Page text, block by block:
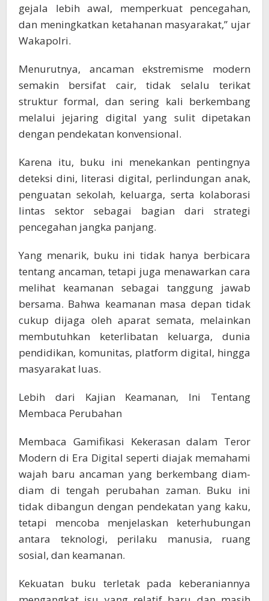
gejala lebih awal, memperkuat pencegahan,
dan meningkatkan ketahanan masyarakat,” ujar
Wakapolri.
Menurutnya, ancaman ekstremisme modern
semakin bersifat cair, tidak selalu terikat
struktur formal, dan sering kali berkembang
melalui jejaring digital yang sulit dipetakan
dengan pendekatan konvensional.
Karena itu, buku ini menekankan pentingnya
deteksi dini, literasi digital, perlindungan anak,
penguatan sekolah, keluarga, serta kolaborasi
lintas sektor sebagai bagian dari strategi
pencegahan jangka panjang.
Yang menarik, buku ini tidak hanya berbicara
tentang ancaman, tetapi juga menawarkan cara
melihat keamanan sebagai tanggung jawab
bersama. Bahwa keamanan masa depan tidak
cukup dijaga oleh aparat semata, melainkan
membutuhkan keterlibatan keluarga, dunia
pendidikan, komunitas, platform digital, hingga
masyarakat luas.
Lebih dari Kajian Keamanan, Ini Tentang
Membaca Perubahan
Membaca Gamifikasi Kekerasan dalam Teror
Modern di Era Digital seperti diajak memahami
wajah baru ancaman yang berkembang diam-
diam di tengah perubahan zaman. Buku ini
tidak dibangun dengan pendekatan yang kaku,
tetapi mencoba menjelaskan keterhubungan
antara teknologi, perilaku manusia, ruang
sosial, dan keamanan.
Kekuatan buku terletak pada keberaniannya